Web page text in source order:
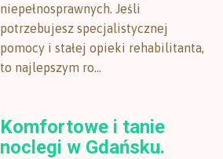
niepełnosprawnych. Jeśli
potrzebujesz specjalistycznej
pomocy i stałej opieki rehabilitanta,
to najlepszym ro...
Komfortowe i tanie
noclegi w Gdańsku.